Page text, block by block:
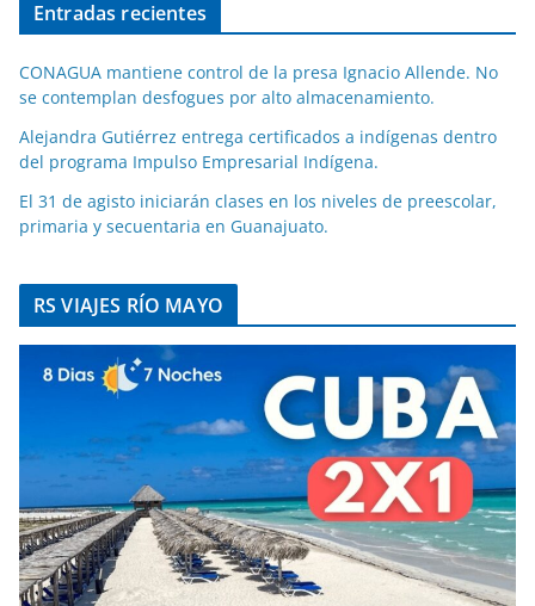
Entradas recientes
CONAGUA mantiene control de la presa Ignacio Allende. No
se contemplan desfogues por alto almacenamiento.
Alejandra Gutiérrez entrega certificados a indígenas dentro
del programa Impulso Empresarial Indígena.
El 31 de agisto iniciarán clases en los niveles de preescolar,
primaria y secuentaria en Guanajuato.
RS VIAJES RÍO MAYO